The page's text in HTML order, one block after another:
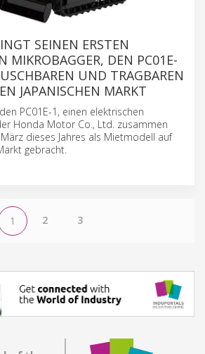
SEINEN ERSTEN
MIKROBAGGER, DEN PC01E-
UND TRAGBAREN
JAPANISCHEN MARKT
PC01E-1, einen elektrischen
Honda Motor Co., Ltd. zusammen
dieses Jahres als Mietmodell auf
gebracht.
1 2 3